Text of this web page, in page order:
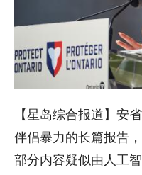
【星岛综合报道】安
伴侣暴力的长篇报告
部分内容疑似由人工